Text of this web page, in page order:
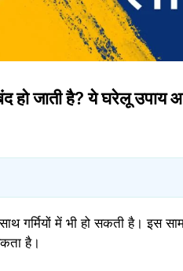
हो जाती है? ये घरेलू
गर्मियों में भी हो सकती है। इस
है।